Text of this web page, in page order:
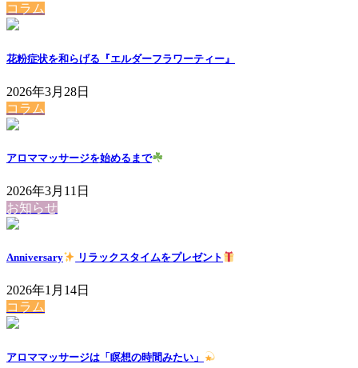
コラム
花粉症状を和らげる『エルダーフラワーティー』
2026年3月28日
コラム
アロママッサージを始めるまで
2026年3月11日
お知らせ
Anniversary リラックスタイムをプレゼント
2026年1月14日
コラム
アロママッサージは「瞑想の時間みたい」